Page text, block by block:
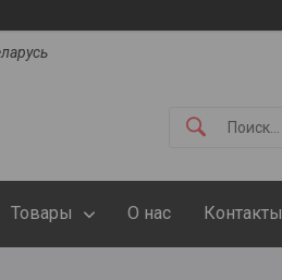
Товары О нас Контакты